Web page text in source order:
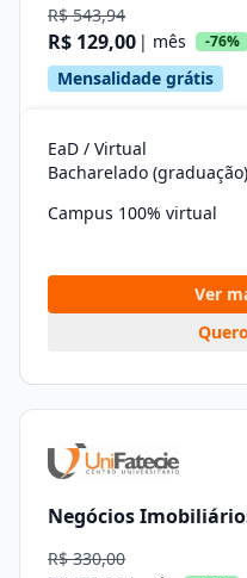
R$ 543,94
R$ 129,00 | mês -76%
Mensalidade grátis
EaD / Virtual
Bacharelado (graduação)
Campus 100% virtual
Ver
Negócios
R$ 330,00